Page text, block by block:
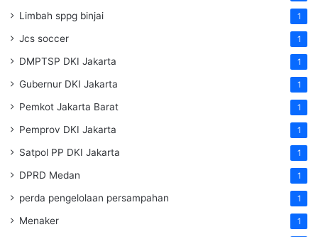
Limbah sppg binjai 1
Jcs soccer 1
DMPTSP DKI Jakarta 1
Gubernur DKI Jakarta 1
Pemkot Jakarta Barat 1
Pemprov DKI Jakarta 1
Satpol PP DKI Jakarta 1
DPRD Medan 1
perda pengelolaan persampahan 1
Menaker 1